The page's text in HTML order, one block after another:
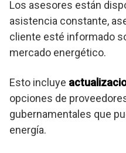
Los asesores están
asistencia constante,
cliente esté informado
mercado energético.
Esto incluye
opciones de
gubernamentales que
energía.